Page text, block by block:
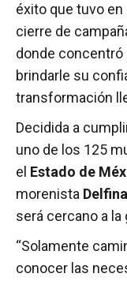
éxito que tuvo
cierre de
donde concentró
brindarle su
transformación
Decidida a
uno de los 125
el Estado de
morenista
será cercano a
“Solamente
conocer las